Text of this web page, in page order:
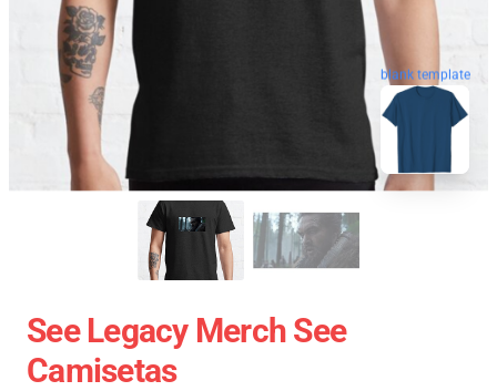
blank template
See Legacy Merch See
Camisetas